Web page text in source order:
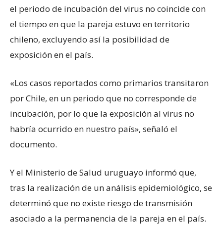
el periodo de incubación del virus no coincide con
el tiempo en que la pareja estuvo en territorio
chileno, excluyendo así la posibilidad de
exposición en el país.
«Los casos reportados como primarios transitaron
por Chile, en un periodo que no corresponde de
incubación, por lo que la exposición al virus no
habría ocurrido en nuestro país», señaló el
documento.
Y el Ministerio de Salud uruguayo informó que,
tras la realización de un análisis epidemiológico, se
determinó que no existe riesgo de transmisión
asociado a la permanencia de la pareja en el país.